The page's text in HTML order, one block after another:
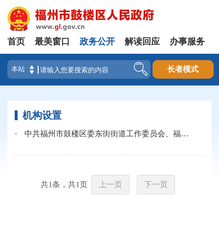
登录
首页 最美窗口 政务公开 解读回应 办事服务
长者模式
机构设置
中共福州市鼓楼区委东街街道工作委员会、福州市鼓楼区人民政府东街街道办事处机构设置
共1条，共1页 上一页 下一页